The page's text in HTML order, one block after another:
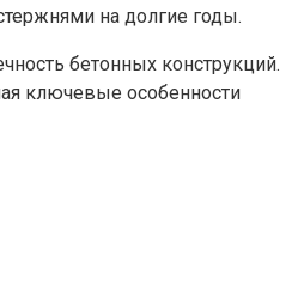
на долгие годы.
бетонных конструкций.
ключевые особенности